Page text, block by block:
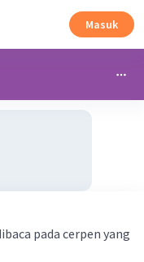
Masuk
pada cerpen yang